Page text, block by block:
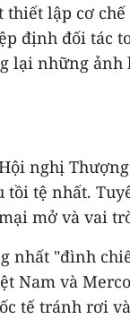
thiết lập cơ
định đối tác
lại những ảnh
nghị
tệ nhất.
mở và vai
nhất "đình
Nam và
tế tránh rơi